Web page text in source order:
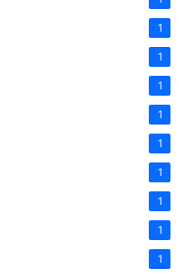
1
1
1
1
1
1
1
1
1